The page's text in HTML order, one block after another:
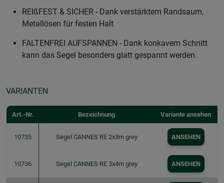
REIßFEST & SICHER - Dank verstärktem Randsaum,
Metallösen für festen Halt
FALTENFREI AUFSPANNEN - Dank konkavem Schnitt
kann das Segel besonders glatt gespannt werden.
VARIANTEN
Art.-Nr. Bezeichnung Variante ansehen
10735 Segel CANNES RE 2x3m grey ANSEHEN
10736 Segel CANNES RE 3x4m grey ANSEHEN